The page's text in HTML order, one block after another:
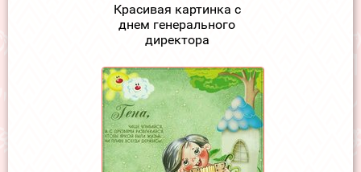
Красивая картинка с
днем генерального
директора